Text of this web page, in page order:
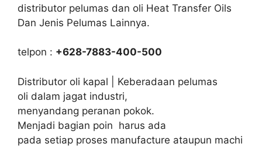
distributor pelumas dan oli Heat Transfer Oils
Dan Jenis Pelumas Lainnya.
telpon : +628-7883-400-500
Distributor oli kapal | Keberadaan pelumas
oli dalam jagat industri,
menyandang peranan pokok.
Menjadi bagian poin harus ada
pada setiap proses manufacture ataupun machi